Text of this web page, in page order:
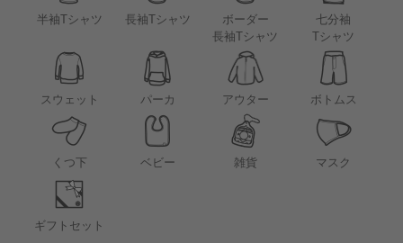
半袖Tシャツ 長袖Tシャツ
ボーダー
長袖Tシャツ
七分袖
Tシャツ
スウェット パーカ アウター ボトムス
くつ下 ベビー 雑貨 マスク
ギフトセット